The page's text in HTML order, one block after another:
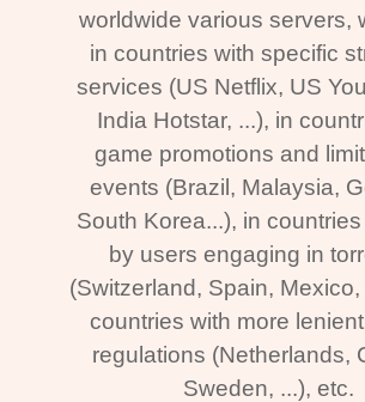
worldwide various servers,
in countries with specific
services (US Netflix, US
India Hotstar, ...), in
game promotions and
events (Brazil, Malaysia,
South Korea...), in
by users engaging in
(Switzerland, Spain, Mexico,
countries with more
regulations (Netherlands,
Sweden, ...), etc.